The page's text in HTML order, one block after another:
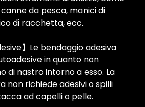
da pesca, manici di
di racchetta, ecc.
】Le bendaggio adesiva
in quanto non
di nastro intorno a esso. La
non richiede adesivi o spilli
ad capelli o pelle.